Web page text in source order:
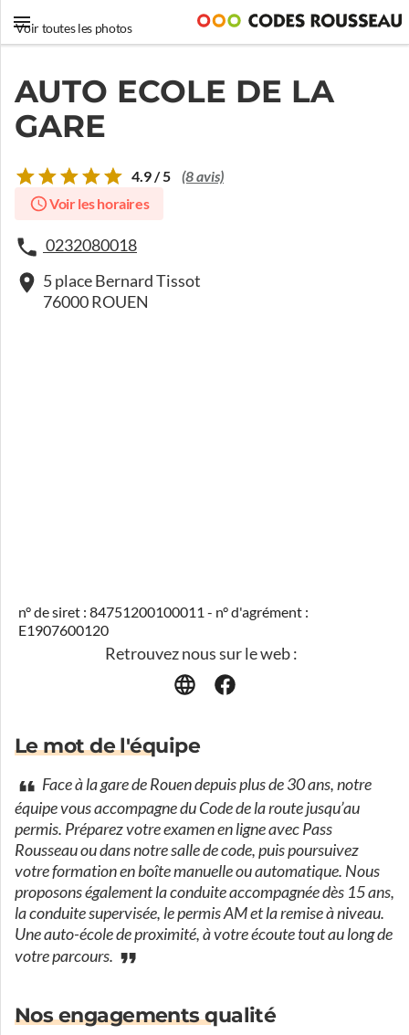
Voir toutes les photos
AUTO ECOLE DE LA
GARE
4.9 / 5 (8 avis)
Voir les horaires
0232080018
5 place Bernard Tissot
76000 ROUEN
n° de siret : 84751200100011 - n° d'agrément :
E1907600120
Retrouvez nous sur le web :
Le mot de l'équipe
Face à la gare de Rouen depuis plus de 30 ans, notre
équipe vous accompagne du Code de la route jusqu’au
permis. Préparez votre examen en ligne avec Pass
Rousseau ou dans notre salle de code, puis poursuivez
votre formation en boîte manuelle ou automatique. Nous
proposons également la conduite accompagnée dès 15 ans,
la conduite supervisée, le permis AM et la remise à niveau.
Une auto-école de proximité, à votre écoute tout au long de
votre parcours.
Nos engagements qualité